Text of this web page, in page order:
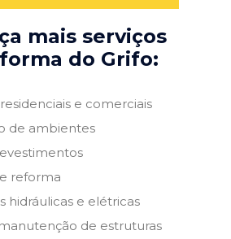
mais serviços
do Grifo:
e comerciais
de ambientes
reforma
hidráulicas e elétricas
de estruturas